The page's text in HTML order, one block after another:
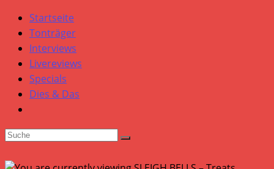
Startseite
Tonträger
Interviews
Livereviews
Specials
Dies & Das